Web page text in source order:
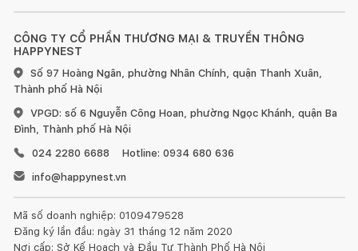
CÔNG TY CỔ PHẦN THƯƠNG MẠI & TRUYỀN THÔNG
HAPPYNEST
Số 97 Hoàng Ngân, phường Nhân Chính, quận Thanh Xuân,
Thành phố Hà Nội
VPGD: số 6 Nguyễn Công Hoan, phường Ngọc Khánh, quận Ba
Đình, Thành phố Hà Nội
024 2280 6688
Hotline: 0934 680 636
info@happynest.vn
Mã số doanh nghiệp: 0109479528
Đăng ký lần đầu: ngày 31 tháng 12 năm 2020
Nơi cấp: Sở Kế Hoạch và Đầu Tư Thành Phố Hà Nội